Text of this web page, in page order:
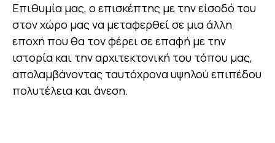
Επιθυμία μας, ο επισκέπτης με την είσοδό του
στον χώρο μας να μεταφερθεί σε μια άλλη
εποχή που θα τον φέρει σε επαφή με την
ιστορία και την αρχιτεκτονική του τόπου μας,
απολαμβάνοντας ταυτόχρονα υψηλού επιπέδου
πολυτέλεια και άνεση.